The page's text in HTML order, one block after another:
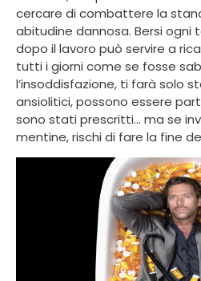
cercare di combattere la
abitudine dannosa. Bersi ogni
dopo il lavoro può servire a
tutti i giorni come se fosse
l’insoddisfazione, ti farà solo
ansiolitici, possono essere
sono stati prescritti… ma se
mentine, rischi di fare la fine